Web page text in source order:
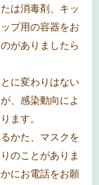
は消毒剤、キッ
プ用の容器をお
がありましたら
に変わりはない
、感染動向によ
ます。
かた、マスクを
のことがありま
にお電話をお願